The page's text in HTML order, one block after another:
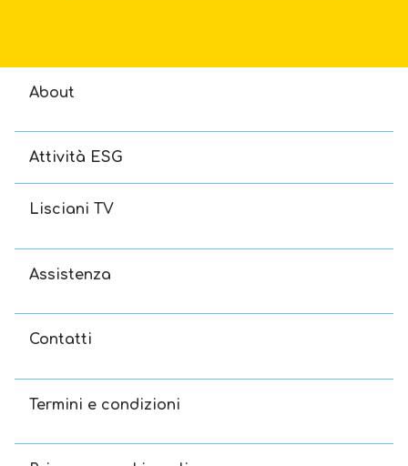
About
Attività ESG
Lisciani TV
Assistenza
Contatti
Termini e condizioni